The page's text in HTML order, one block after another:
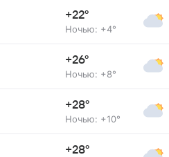
+22°
Ночью: +4°
+26°
Ночью: +8°
+28°
Ночью: +10°
+28°